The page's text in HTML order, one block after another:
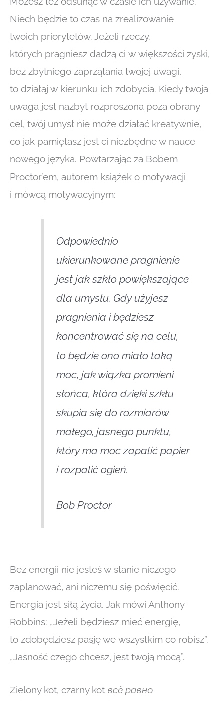
Niech będzie to czas na zrealizowanie
twoich priorytetów. Jeżeli rzeczy,
których pragniesz dadzą ci w większości zyski,
bez zbytniego zaprzątania twojej uwagi,
to działaj w kierunku ich zdobycia. Kiedy twoja
uwaga jest nazbyt rozproszona poza obrany
cel, twój umysł nie może działać kreatywnie,
co jak pamiętasz jest ci niezbędne w nauce
nowego języka. Powtarzając za Bobem
Proctor’em, autorem książek o motywacji
i mówcą motywacyjnym:
Odpowiednio
ukierunkowane pragnienie
jest jak szkło powiększające
dla umysłu. Gdy użyjesz
pragnienia i będziesz
koncentrować się na celu,
to będzie ono miało taką
moc, jak wiązka promieni
słońca, która dzięki szkłu
skupia się do rozmiarów
małego, jasnego punktu,
który ma moc zapalić papier
i rozpalić ogień.
Bob Proctor
Bez energii nie jesteś w stanie niczego
zaplanować, ani niczemu się poświęcić.
Energia jest siłą życia. Jak mówi Anthony
Robbins: „Jeżeli będziesz mieć energię,
to zdobędziesz pasję we wszystkim co robisz”.
„Jasność czego chcesz, jest twoją mocą”.
Zielony kot, czarny kot всё равно